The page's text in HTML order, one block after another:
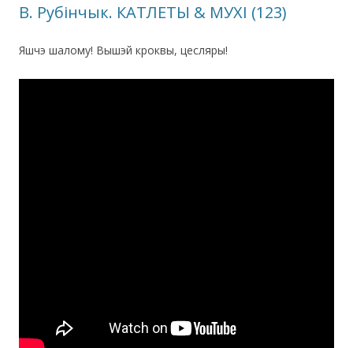
В. Рубінчык. КАТЛЕТЫ & МУХІ (123)
Яшчэ шалому! Вышэй кроквы, цесляры!